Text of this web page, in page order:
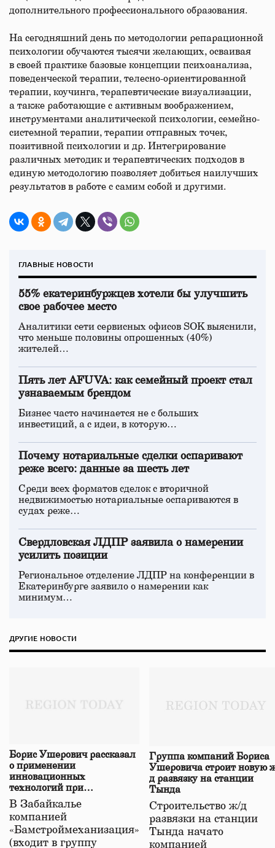
дополнительного профессионального образования.
На сегодняшний день по методологии репарационной
психологии обучаются тысячи желающих, осваивая
в своей практике базовые концепции психоанализа,
поведенческой терапии, телесно-ориентированной
терапии, коучинга, терапевтические визуализации,
а также работающие с активным воображением,
инструментами аналитической психологии, семейно-
системной терапии, терапии отправных точек,
позитивной психологии и др. Интегрирование
различных методик и терапевтических подходов в
единую методологию позволяет добиться наилучших
результатов в работе с самим собой и другими.
ГЛАВНЫЕ НОВОСТИ
55% екатеринбуржцев хотели бы улучшить
свое рабочее место
Аналитики сети сервисных офисов SOK выяснили,
что меньше половины опрошенных (40%)
жителей…
Пять лет AFUVA: как семейный проект стал
узнаваемым брендом
Бизнес часто начинается не с больших
инвестиций, а с идеи, в которую…
Почему нотариальные сделки оспаривают
реже всего: данные за шесть лет
Среди всех форматов сделок с вторичной
недвижимостью нотариальные оспариваются в
судах реже…
Свердловская ЛДПР заявила о намерении
усилить позиции
Региональное отделение ЛДПР на конференции в
Екатеринбурге заявило о намерении как
минимум…
ДРУГИЕ НОВОСТИ
Борис Ушерович рассказал
о применении
инновационных
технологий при
строительстве нового моста
в Забайкалье
В Забайкалье
компанией
«Бамстроймеханизация»
(входит в группу
Группа компаний Бориса
Ушеровича строит новую
д развязку на станции
Тында
Строительство ж/д
развязки на станции
Тында начато
компанией